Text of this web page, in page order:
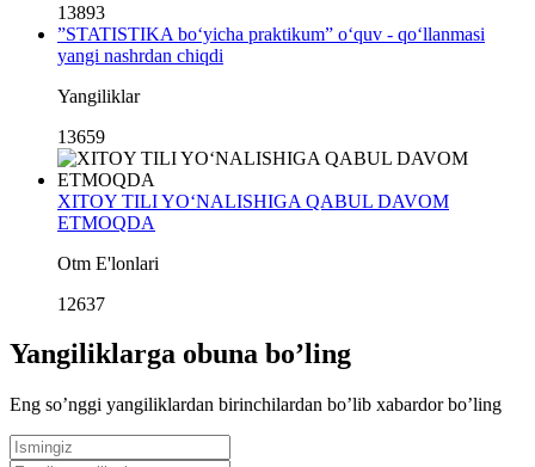
13893
”STATISTIKA bo‘yicha praktikum” o‘quv - qo‘llanmasi
yangi nashrdan chiqdi
Yangiliklar
13659
XITOY TILI YO‘NALISHIGA QABUL DAVOM
ETMOQDA
Otm E'lonlari
12637
Yangiliklarga obuna boʼling
Eng soʼnggi yangiliklardan birinchilardan boʼlib xabardor boʼling